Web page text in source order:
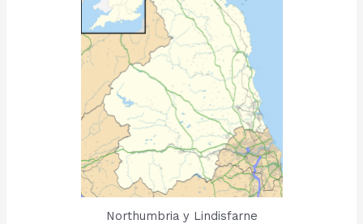
Northumbria y Lindisfarne